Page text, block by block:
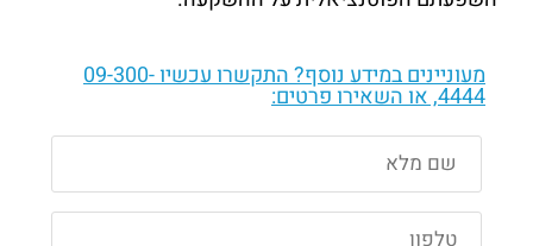
מעוניינים במידע נוסף? התקשרו עכשיו09-300-
4444, או השאירו פרטים: